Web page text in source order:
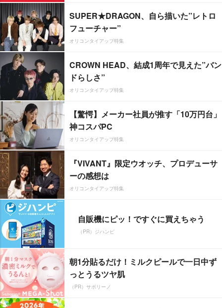
SUPER★DRAGON、自ら描いた”レトロ
フューチャー”
オリコンタイアップ特集
CROWN HEAD、結成1周年で見えた”バン
ドらしさ”
オリコンタイアップ特集
【驚愕】メーカー社員が推す「10万円台」
神コスパPC
オリコンタイアップ特集
『VIVANT』限定ウオッチ、プロデューサ
ーの感想は
オリコンタイアップ特集
自販機にピッ！ですぐに買えちゃう
（PR）ジハンピ
朝1分貼るだけ！ミルクピールで一日中ず
っとうるツヤ肌
（PR）サボリーノ